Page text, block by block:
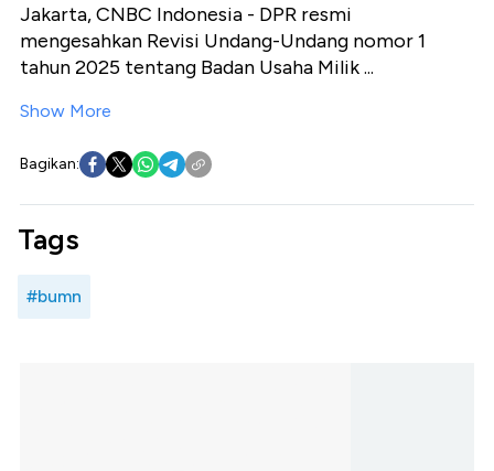
Jakarta, CNBC Indonesia - DPR resmi
mengesahkan Revisi Undang-Undang nomor 1
tahun 2025 tentang Badan Usaha Milik ...
Show More
Bagikan:
Tags
#bumn